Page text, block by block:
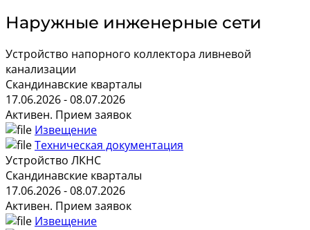
Наружные инженерные сети
Устройство напорного коллектора ливневой
канализации
Скандинавские кварталы
17.06.2026 - 08.07.2026
Активен. Прием заявок
Извещение
Техническая документация
Устройство ЛКНС
Скандинавские кварталы
17.06.2026 - 08.07.2026
Активен. Прием заявок
Извещение